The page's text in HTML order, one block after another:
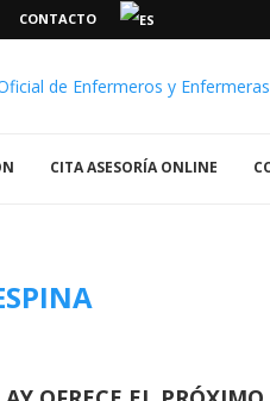
CONTACTO
CITA ASESORÍA ONLINE